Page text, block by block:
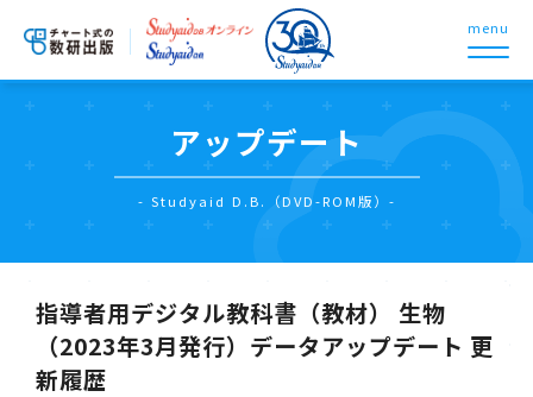
menu
アップデート
- Studyaid D.B.（DVD-ROM版）-
指導者用デジタル教科書（教材） 生物
（2023年3月発行）データアップデート 更
新履歴